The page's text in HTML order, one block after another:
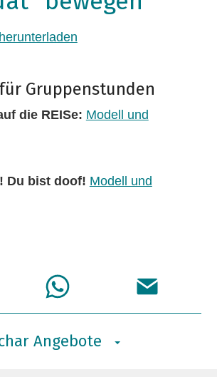
Gruppenstunden
die REISe: Modell und
Du bist doof! Modell und
Angebote